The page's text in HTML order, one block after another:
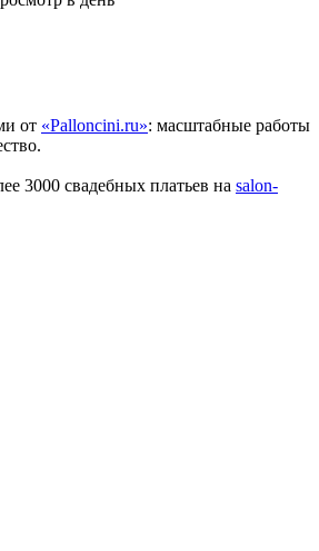
от «Palloncini.ru»: масштабные работы
3000 свадебных платьев на salon-